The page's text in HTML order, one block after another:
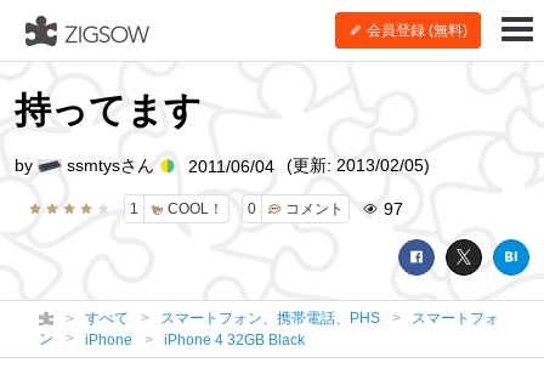
会員登録 (無料)
持ってます
1 COOL！ 0 コメント 97
by ssmtysさん 2011/06/04 (更新: 2013/02/05)
すべて スマートフォン、携帯電話、PHS
スマートフォ
ン
iPhone iPhone 4 32GB Black